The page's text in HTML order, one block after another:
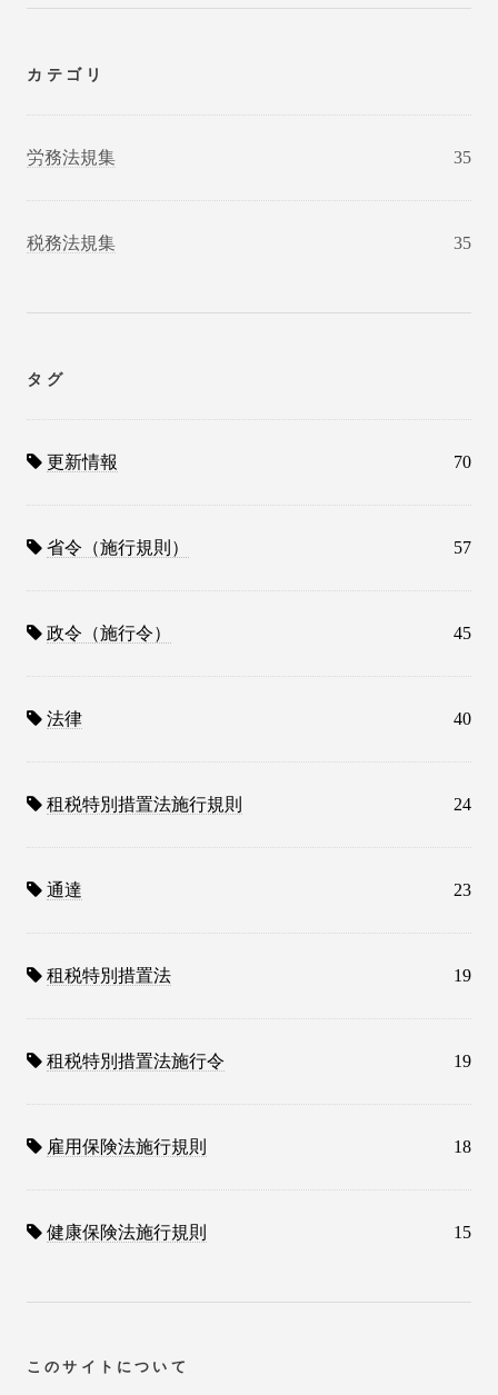
カテゴリ
労務法規集 35
税務法規集 35
タグ
更新情報 70
省令（施行規則） 57
政令（施行令） 45
法律 40
租税特別措置法施行規則 24
通達 23
租税特別措置法 19
租税特別措置法施行令 19
雇用保険法施行規則 18
健康保険法施行規則 15
このサイトについて